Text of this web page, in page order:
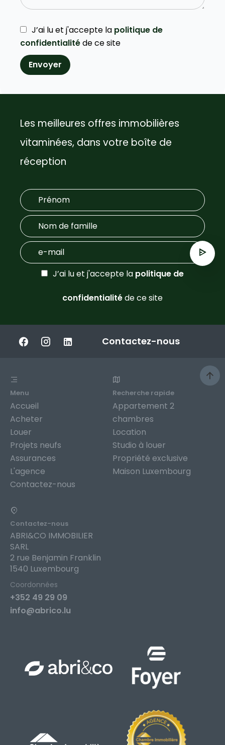
J’ai lu et j'accepte la politique de
confidentialitéde ce site
Envoyer
Les meilleures offres immobilières
vitaminées, dans votre boîte de
réception
J’ai lu et j'accepte la politique de
confidentialitéde ce site
Contactez-nous
Menu
Accueil
Acheter
Louer
Projets neufs
Assurances
L'agence
Contactez-nous
Recherche rapide
Appartement 2
chambres
Location
Studio à louer
Propriété exclusive
Maison Luxembourg
Contactez-nous
ABRI&CO IMMOBILIER
SARL
2 rue Benjamin Franklin
1540 Luxembourg
Coordonnées
+352 49 29 09
info@abrico.lu